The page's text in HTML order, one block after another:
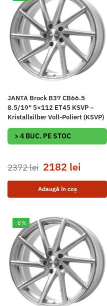
JANTA Brock B37 CB66.5
8.5/19″ 5×112 ET45 KSVP –
Kristallsilber Voll-Poliert (KSVP)
> 4 BUC. PE STOC
2372lei 2182 lei
Adaugă în coș
-8%